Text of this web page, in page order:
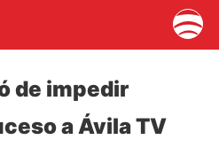
de impedir
a Ávila TV